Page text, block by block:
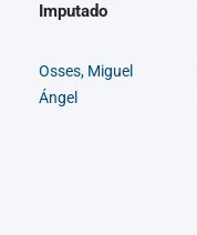
Imputado
Osses, Miguel
Ángel